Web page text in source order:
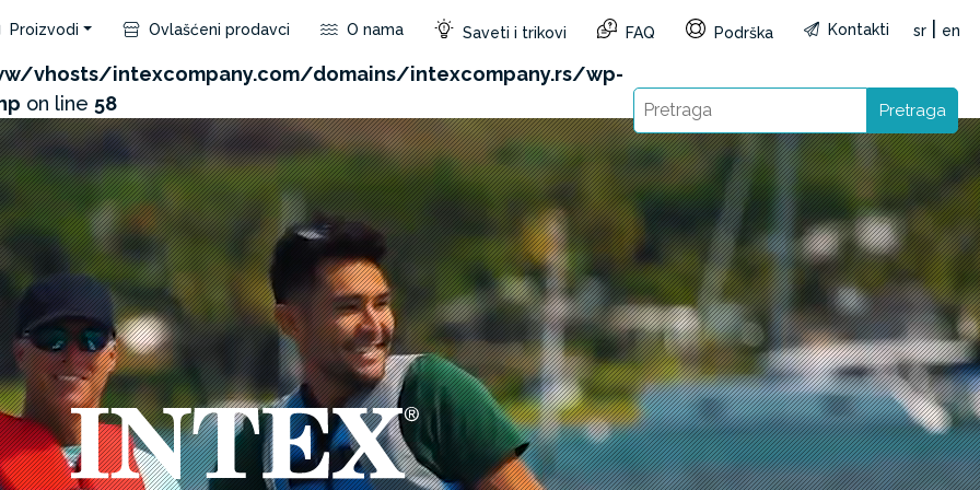
product/api.php?id=70&not_use_region=1&reg=RS&lang=sr): Failed to open stream: HTTP
vhosts/intexcompany.com/domains/intexcompany.rs/wp-
on line 58
Proizvodi Ovlašćeni prodavci O nama Saveti i trikovi FAQ Podrška Kontakti sr en
Pretraga